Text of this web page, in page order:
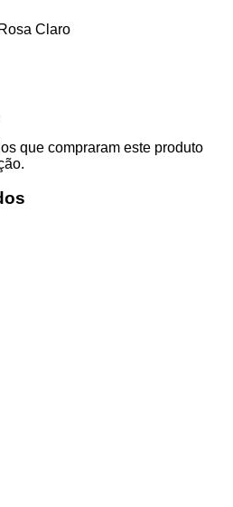
Claro
que compraram este produto